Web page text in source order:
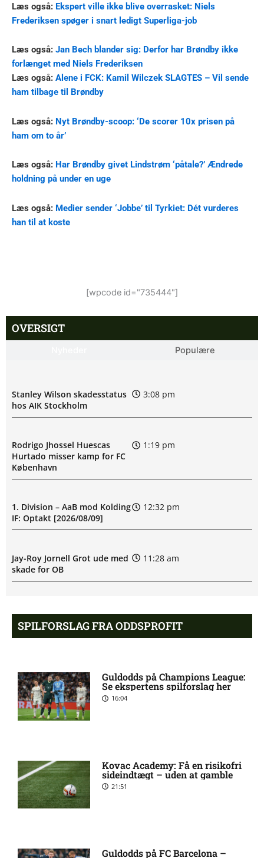
Læs også: Ekspert ville ikke blive overrasket: Niels
Frederiksen spøger i snart ledigt Superliga-job
Læs også: Jan Bech blander sig: Derfor har Brøndby ikke
forlænget med Niels Frederiksen
Læs også: Alene i FCK: Kamil Wilczek SLAGTES – Vil sende
ham tilbage til Brøndby
Læs også: Nyt Brøndby-scoop: ‘De scorer 10x prisen på
ham om to år’
Læs også: Har Brøndby givet Lindstrøm ‘påtale?’ Ændrede
holdning på under en uge
Læs også: Medier sender ‘Jobbe’ til Tyrkiet: Dét vurderes
han til at koste
[wpcode id="735444"]
OVERSIGT
Populære
Stanley Wilson skadesstatus
hos AIK Stockholm
3:08 pm
Rodrigo Jhossel Huescas
Hurtado misser kamp for FC
København
1:19 pm
1. Division – AaB mod Kolding
IF: Optakt [2026/08/09]
12:32 pm
Jay-Roy Jornell Grot ude med
skade for OB
11:28 am
Hjorth Vinderslev:
skadesstatus
Alexander Magnus Busch
skadet: seneste nyt hos
Silkeborg IF
9:46 am
Skadesnyt: Warren Caddy
ude for Randers FC
Randers FC
SPILFORSLAG FRA ODDSPROFIT
Guldodds på Champions League:
Se ekspertens spilforslag her
16:04
Kovac Academy: Få en risikofri
sideindtægt – uden at gamble
21:51
Guldodds på FC Barcelona –